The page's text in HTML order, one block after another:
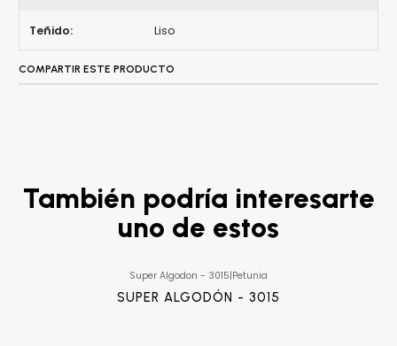
Teñido: Liso
COMPARTIR ESTE PRODUCTO
También podría interesarte
uno de estos
Super Algodon - 3015|Petunia
SUPER ALGODÓN - 3015